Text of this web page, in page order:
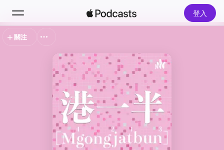
登入
關注